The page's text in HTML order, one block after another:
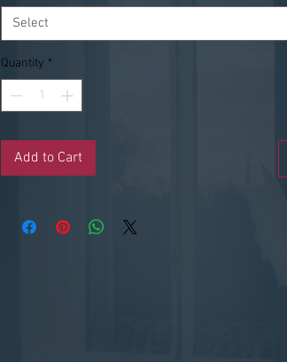
Select
Quantity *
Add to Cart